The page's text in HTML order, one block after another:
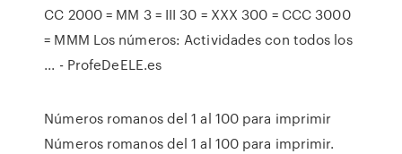
CC 2000 = MM 3 = III 30 = XXX 300 = CCC 3000
= MMM Los números: Actividades con todos los
... - ProfeDeELE.es
Números romanos del 1 al 100 para imprimir
Números romanos del 1 al 100 para imprimir.